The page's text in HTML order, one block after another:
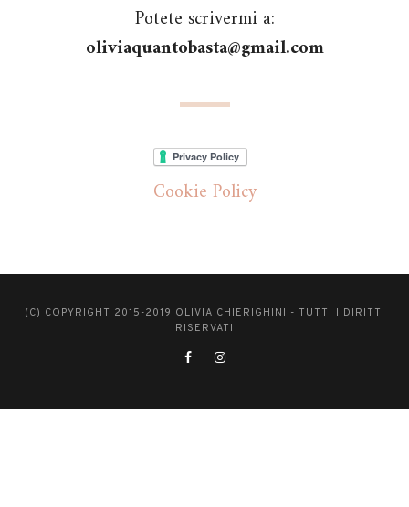
Potete scrivermi a:
oliviaquantobasta@gmail.com
Cookie Policy
(C) COPYRIGHT 2015-2019 OLIVIA CHIERIGHINI - TUTTI I DIRITTI
RISERVATI